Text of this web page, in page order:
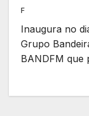
F
Inaugura no
Grupo
BANDFM que